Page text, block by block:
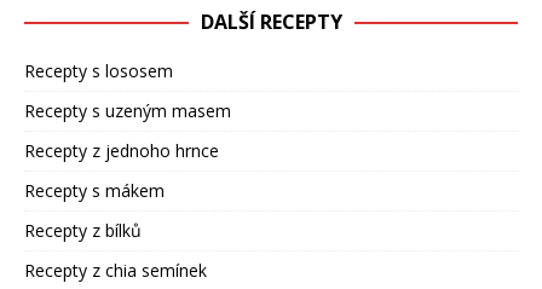
DALŠÍ RECEPTY
Recepty s lososem
Recepty s uzeným masem
Recepty z jednoho hrnce
Recepty s mákem
Recepty z bílků
Recepty z chia semínek